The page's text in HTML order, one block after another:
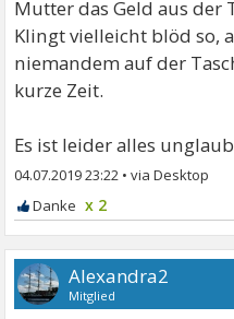
Mutter das Geld aus der
Klingt vielleicht blöd so,
niemandem auf der
kurze Zeit.
Es ist leider alles
04.07.2019 23:22 •
x 2
Alexandra2
Mitglied